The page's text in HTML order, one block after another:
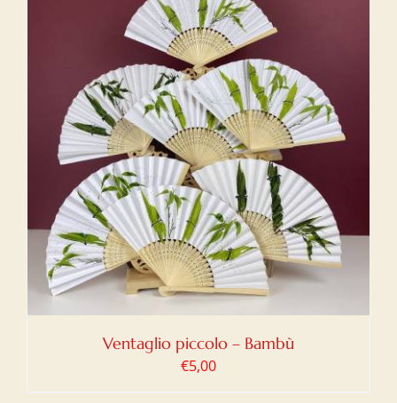
Ventaglio piccolo – Bambù
€5,00